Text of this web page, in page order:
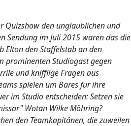
Quizshow den unglaublichen und
Sendung im Juli 2015 waren das die
Elton den Staffelstab an den
prominenten Studiogast gegen
und knifflige Fragen aus
spielen um Bares für ihre
im Studio entscheiden: Setzen sie
Wotan Wilke Möhring?
den Teamkapitänen, die zuweilen